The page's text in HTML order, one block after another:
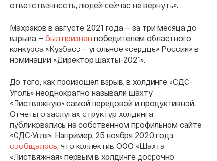
ответственность, людей сейчас не вернуть».
Махраков в августе 2021 года — за три месяца до
взрыва — был признан победителем областного
конкурса «Кузбасс – угольное «сердце» России» в
номинации «Директор шахты-2021».
До того, как произошел взрыв, в холдинге «СДС-
Уголь» неоднократно называли шахту
«Листвяжную» самой передовой и продуктивной.
Отчеты о заслугах структур холдинга
публиковались на собственном профильном сайте
«СДС-Угля». Например, 25 ноября 2020 года
сообщалось, что коллектив ООО «Шахта
«Листвяжная» первым в холдинге досрочно